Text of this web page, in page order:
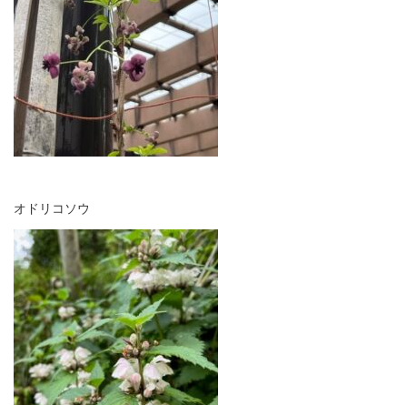
オドリコソウ